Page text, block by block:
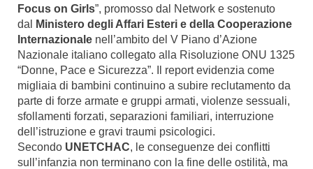
Focus on Girls”, promosso dal Network e sostenuto
dal
Ministero degli Affari Esteri e della Cooperazione
Internazionale nell’ambito del V Piano d’Azione
Nazionale italiano collegato alla Risoluzione ONU 1325
“Donne, Pace e Sicurezza”. Il report evidenzia come
migliaia di bambini continuino a subire reclutamento da
parte di forze armate e gruppi armati, violenze sessuali,
sfollamenti forzati, separazioni familiari, interruzione
dell’istruzione e gravi traumi psicologici.
Secondo UNETCHAC, le conseguenze dei conflitti
sull’infanzia non terminano con la fine delle ostilità, ma